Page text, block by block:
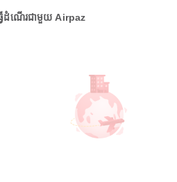
វើដំណើរជាមួយ Airpaz